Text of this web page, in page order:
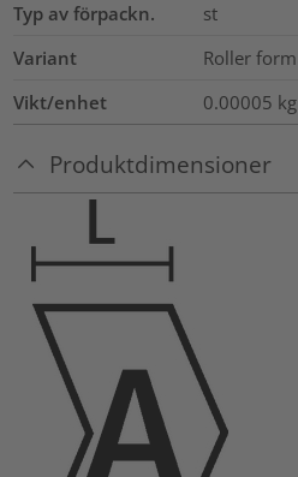
Typ av förpackn.
st
Variant
Roller form
Vikt/enhet
0.00005 kg
Produktdimensioner